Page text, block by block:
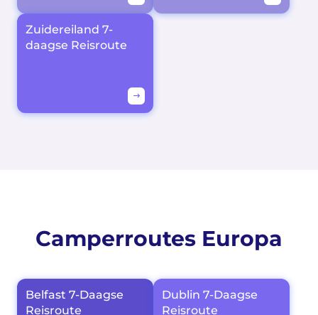
Zuidereiland 7-
daagse Reisroute
Camperroutes Europa
Belfast 7-Daagse
Reisroute
Dublin 7-Daagse
Reisroute